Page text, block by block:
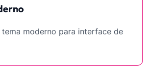
tema moderno para interface de